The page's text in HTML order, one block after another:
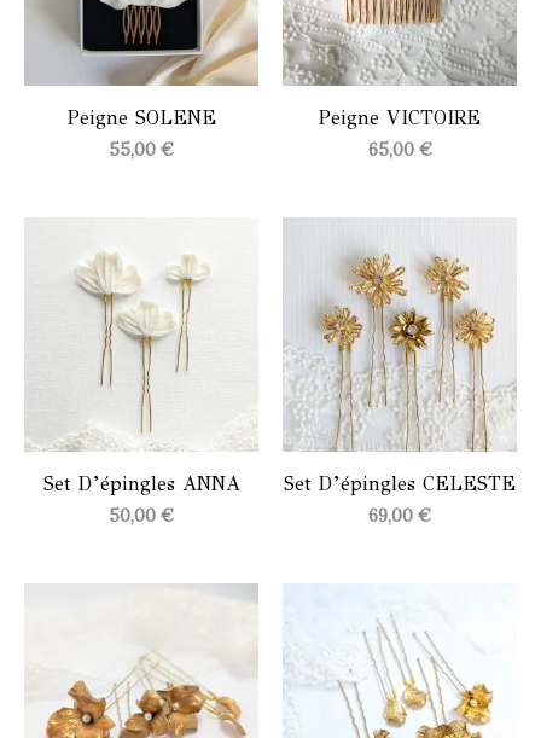
Peigne SOLENE
55,00 €
Peigne VICTOIRE
65,00 €
Set D’épingles ANNA
50,00 €
Set D’épingles CELESTE
69,00 €